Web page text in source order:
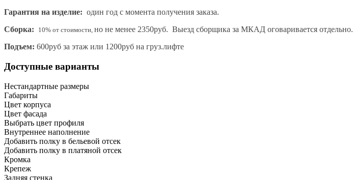
Гарантия на изделие: один год с момента получения заказа.
Сборка:
10% от стоимости, но не менее 2350руб. Выезд сборщика за МКАД оговаривается отдельно.
Подъем: 600руб за этаж или 1200руб на груз.лифте
Доступные варианты
Нестандартные размеры
Габариты
Цвет корпуса
Цвет фасада
Выбрать цвет профиля
Внутреннее наполнение
Добавить полку в бельевой отсек
Добавить полку в платяной отсек
Кромка
Крепеж
Задняя стенка